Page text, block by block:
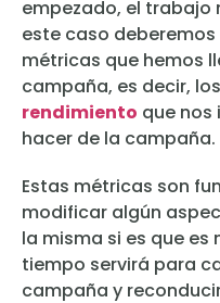
empezado, el trabajo
este caso
métricas que hemos
campaña, es decir, los
rendimiento que nos
hacer de la campaña.
Estas métricas son
modificar algún
la misma si es que es
tiempo servirá para
campaña y